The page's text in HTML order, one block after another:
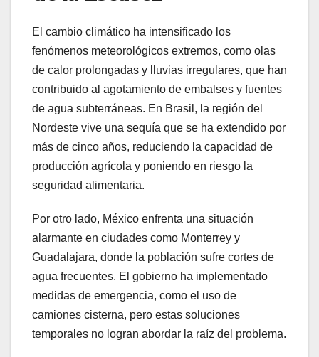
El cambio climático ha intensificado los
fenómenos meteorológicos extremos, como olas
de calor prolongadas y lluvias irregulares, que han
contribuido al agotamiento de embalses y fuentes
de agua subterráneas. En Brasil, la región del
Nordeste vive una sequía que se ha extendido por
más de cinco años, reduciendo la capacidad de
producción agrícola y poniendo en riesgo la
seguridad alimentaria.
Por otro lado, México enfrenta una situación
alarmante en ciudades como Monterrey y
Guadalajara, donde la población sufre cortes de
agua frecuentes. El gobierno ha implementado
medidas de emergencia, como el uso de
camiones cisterna, pero estas soluciones
temporales no logran abordar la raíz del problema.